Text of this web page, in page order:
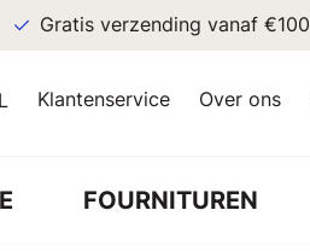
Gratis verzending vanaf €100
Klantenservice Over ons
FOURNITUREN